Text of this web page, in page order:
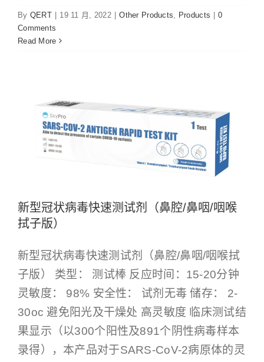
English
By QERT | 19 11 月, 2022 | Other Products Products | 0
Comments
Read More新型冠状病毒快速测试剂（鼻腔/鼻咽/咽
新型冠状病毒快速测试剂（鼻腔/鼻咽/咽喉
拭子版）
新型冠状病毒快速测试剂（鼻腔/鼻咽/咽喉拭
子版） 类型： 测试棒 反应时间：15-20分钟
灵敏度： 98% 安全性： 试剂无毒 储存： 2-
30oc 避免阳光及干燥处 高灵敏度 临床测试结
果显示（以300个阳性及891个阴性病毒样本
录得），本产品对于SARS-CoV-2病原体的灵